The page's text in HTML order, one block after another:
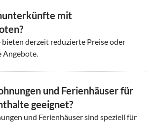
mit
derzeit reduzierte Preise oder
Angebote.
und Ferienhäuser für
geeignet?
und Ferienhäuser sind speziell für